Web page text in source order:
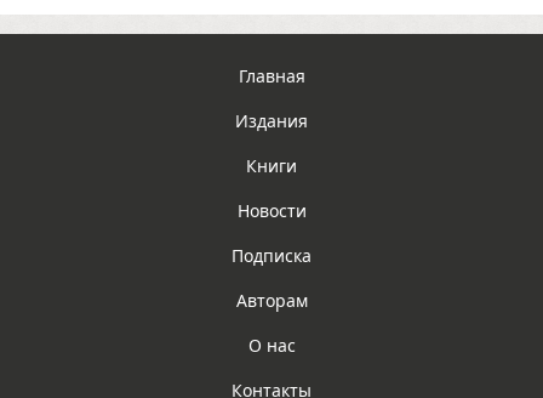
Главная
Издания
Книги
Новости
Подписка
Авторам
О нас
Контакты